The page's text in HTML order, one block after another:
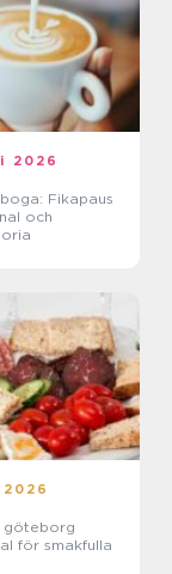
2026
Fikapaus
och
göteborg
för smakfulla